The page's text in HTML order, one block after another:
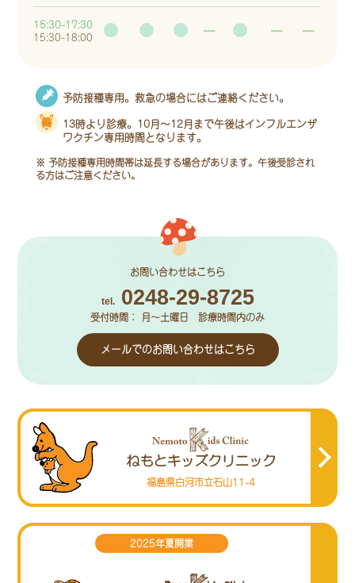
15:30-17:30
15:30-18:00
― ― ―
予防接種専用。救急の場合にはご連絡ください。
13時より診療。10月～12月まで午後はインフルエンザ
ワクチン専用時間となります。
※ 予防接種専用時間帯は延長する場合があります。午後受診され
る方はご注意ください。
お問い合わせはこちら
tel.0248-29-8725
受付時間： 月～土曜日 診療時間内のみ
メールでのお問い合わせはこちら
福島県白河市立石山11-4
2025年夏開業